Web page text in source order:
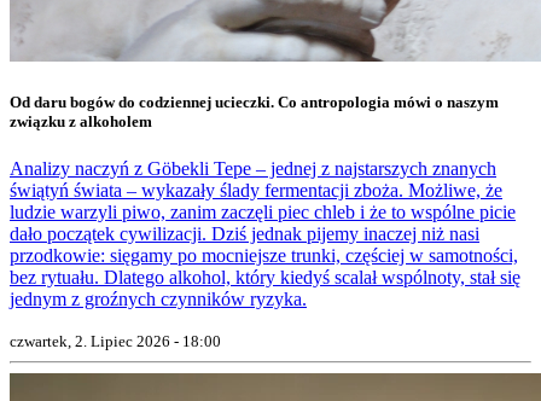
Od daru bogów do codziennej ucieczki. Co antropologia mówi o naszym
związku z alkoholem
Analizy naczyń z Göbekli Tepe – jednej z najstarszych znanych
świątyń świata – wykazały ślady fermentacji zboża. Możliwe, że
ludzie warzyli piwo, zanim zaczęli piec chleb i że to wspólne picie
dało początek cywilizacji. Dziś jednak pijemy inaczej niż nasi
przodkowie: sięgamy po mocniejsze trunki, częściej w samotności,
bez rytuału. Dlatego alkohol, który kiedyś scalał wspólnoty, stał się
jednym z groźnych czynników ryzyka.
czwartek, 2. Lipiec 2026 - 18:00